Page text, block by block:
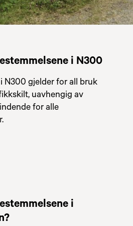
i N300
N300 gjelder for all bruk
uavhengig av
for alle
i